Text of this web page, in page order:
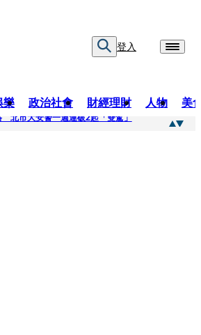
登入
樂 政治社會 財經理財 人物 美
北市大安警一週連破2起「雙駕」